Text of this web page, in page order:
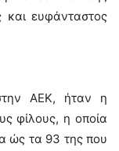
και ευφάνταστος
ΑΕΚ, ήταν η
φίλους, η οποία
ώς τα 93 της που